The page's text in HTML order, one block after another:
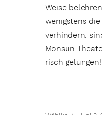
Weise
wenigs­tens
verhin­dern,
Monsun
risch gelungen!